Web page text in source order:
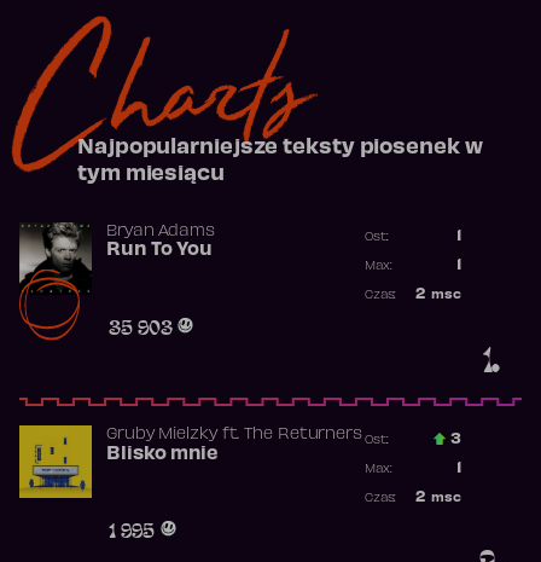
Charts
Najpopularniejsze teksty piosenek w
tym miesiącu
1.
Bryan Adams
Run To You
35 903
Ost.:
Max:
2 msc
Czas:
Gruby Mielzkyft. The Returners
Blisko mnie
1 995
Ost.: 3
Max:
2 msc
Czas: